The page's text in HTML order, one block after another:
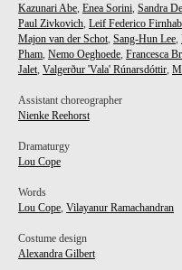
Kazunari Abe, Enea Sorini, Sandra
Paul Zivkovich, Leif Federico
Majon van der Schot, Sang-Hun Lee,
Pham, Nemo Oeghoede, Francesca
Jalet, Valgerður 'Vala' Rúnarsdóttir,
Assistant choreographer
Nienke Reehorst
Dramaturgy
Lou Cope
Words
Lou Cope, Vilayanur Ramachandran
Costume design
Alexandra Gilbert